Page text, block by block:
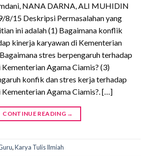
NANA DARNA, ALI MUHIDIN
8/15 Deskripsi Permasalahan yang
ini adalah (1) Bagaimana konflik
kinerja karyawan di Kementerian
stres berpengaruh terhadap
Agama Ciamis? (3)
konfik dan stres kerja terhadap
Agama Ciamis?. […]
CONTINUE READING →
,Karya Tulis Ilmiah